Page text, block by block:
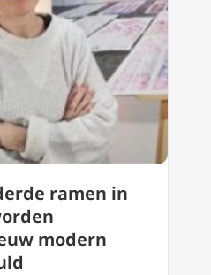
ramen in
modern